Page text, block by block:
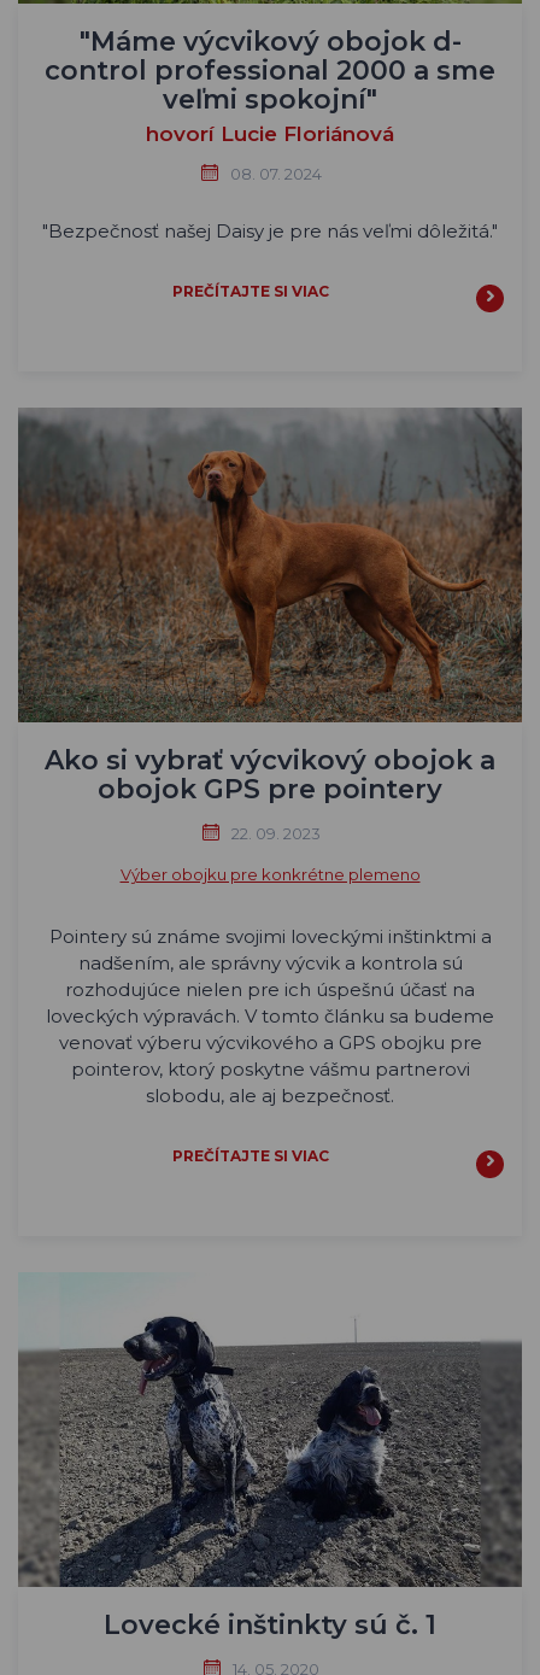
"Máme výcvikový obojok d-
control professional 2000 a sme
veľmi spokojní"
hovorí Lucie Floriánová
08. 07. 2024
"Bezpečnosť našej Daisy je pre nás veľmi dôležitá."
PREČÍTAJTE SI VIAC
Ako si vybrať výcvikový obojok a
obojok GPS pre pointery
22. 09. 2023
Výber obojku pre konkrétne plemeno
Pointery sú známe svojimi loveckými inštinktmi a
nadšením, ale správny výcvik a kontrola sú
rozhodujúce nielen pre ich úspešnú účasť na
loveckých výpravách. V tomto článku sa budeme
venovať výberu výcvikového a GPS obojku pre
pointerov, ktorý poskytne vášmu partnerovi
slobodu, ale aj bezpečnosť.
PREČÍTAJTE SI VIAC
Lovecké inštinkty sú č. 1
14. 05. 2020